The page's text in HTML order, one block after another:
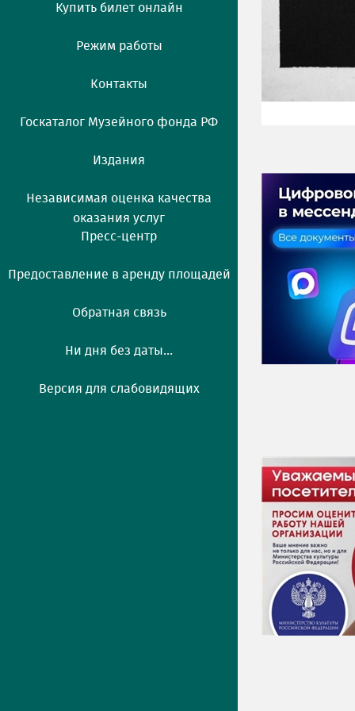
Купить билет онлайн
Режим работы
Контакты
Госкаталог Музейного фонда РФ
Издания
Независимая оценка качества
оказания услуг
Пресс-центр
Предоставление в аренду площадей
Обратная связь
Ни дня без даты...
Версия для слабовидящих